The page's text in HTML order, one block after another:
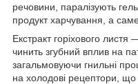
речовини, паралізують
продукт харчування, а
Екстракт горіхового
чинить згубний вплив на
загальмовуючи гнильні
на холодові рецептори,